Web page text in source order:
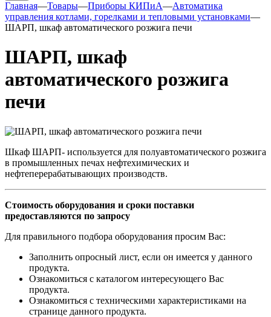
Главная—Товары—Приборы КИПиА—Автоматика
управления котлами, горелками и тепловыми установками—
ШАРП, шкаф автоматического розжига печи
ШАРП, шкаф
автоматического розжига
печи
Шкаф ШАРП- используется для полуавтоматического розжига
в промышленных печах нефтехимических и
нефтеперерабатывающих производств.
Стоимость оборудования и сроки поставки
предоставляются по запросу
Для правильного подбора оборудования просим Вас:
Заполнить опросный лист, если он имеется у данного
продукта.
Ознакомиться с каталогом интересующего Вас
продукта.
Ознакомиться с техническими характеристиками на
странице данного продукта.